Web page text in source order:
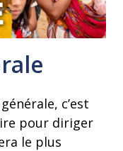
c’est
pour diriger
le plus